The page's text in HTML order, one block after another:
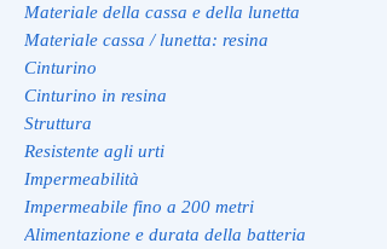
Materiale della cassa e della lunetta
Materiale cassa / lunetta: resina
Cinturino
Cinturino in resina
Struttura
Resistente agli urti
Impermeabilità
Impermeabile fino a 200 metri
Alimentazione e durata della batteria